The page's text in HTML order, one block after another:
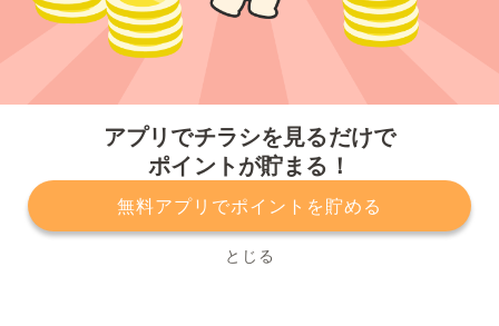
アプリでチラシを見るだけで
ポイントが貯まる！
無料アプリでポイントを貯める
とじる
プライバシーポリシー 利用規約
運営会社
サービスに関してのお問い合わせ